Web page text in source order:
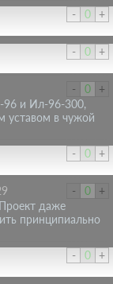
-
0 +
-
0 +
-
0 +
96 и Ил-96-300,
уставом в чужой
-
0 +
-
0 +
даже
принципиально
-
0 +